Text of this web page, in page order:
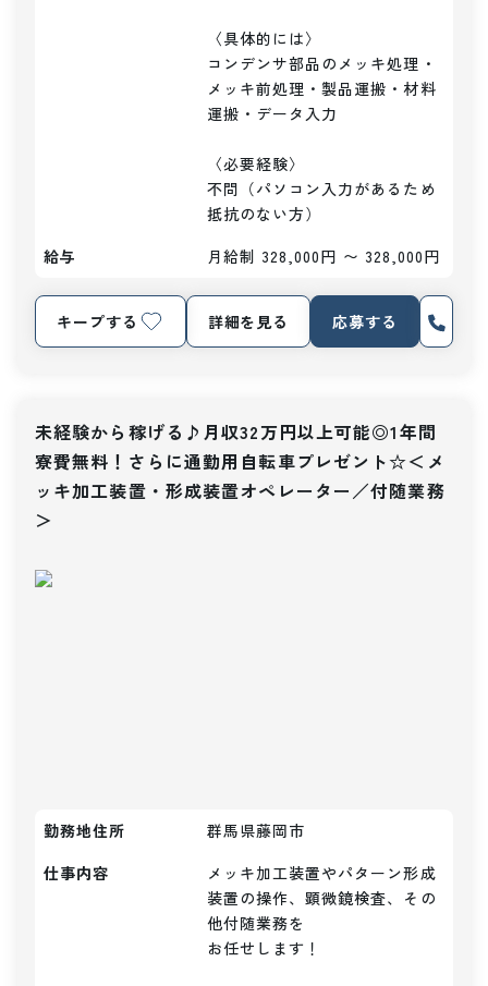
〈具体的には〉
コンデンサ部品のメッキ処理・
メッキ前処理・製品運搬・材料
運搬・データ入力
〈必要経験〉
不問（パソコン入力があるため
抵抗のない方）
給与
月給制 328,000円 〜 328,000円
キープする 詳細を見る 応募する
未経験から稼げる♪月収32万円以上可能◎1年間
寮費無料！さらに通勤用自転車プレゼント☆＜メ
ッキ加工装置・形成装置オペレーター／付随業務
＞
勤務地住所
群馬県藤岡市
仕事内容
メッキ加工装置やパターン形成
装置の操作、顕微鏡検査、その
他付随業務を
お任せします！